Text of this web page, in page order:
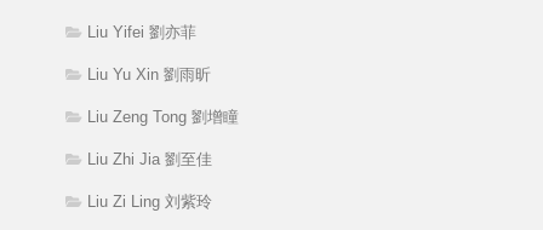
Liu Yifei 劉亦菲
Liu Yu Xin 劉雨昕
Liu Zeng Tong 劉增瞳
Liu Zhi Jia 劉至佳
Liu Zi Ling 刘紫玲